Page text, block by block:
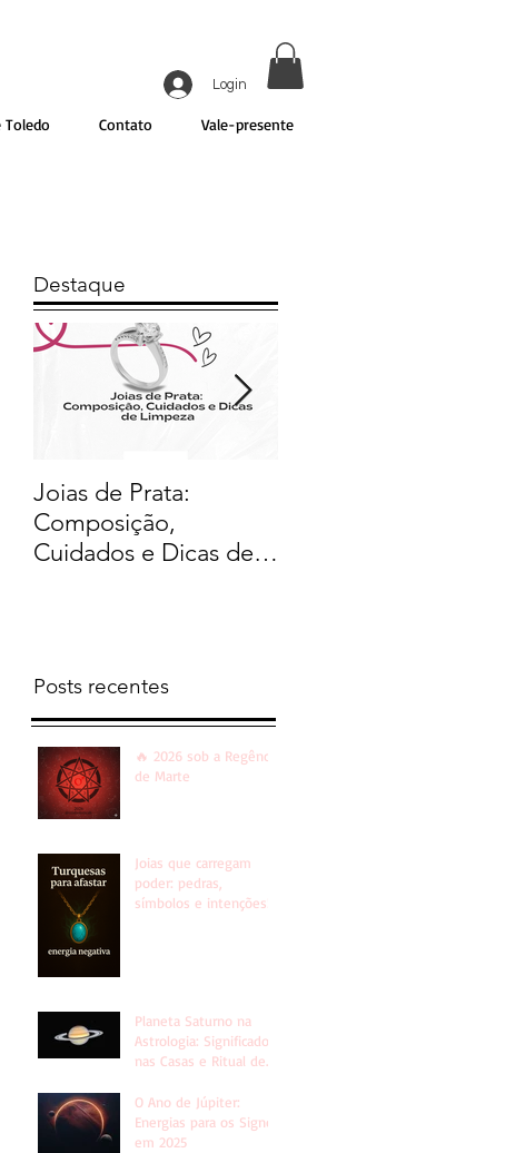
Toledo Contato Vale-presente
Login
Destaque
Joias de Prata:
Composição,
Cuidados e Dicas de
Posts recentes
🔥 2026 sob a Regência
de Marte
Joias que carregam
poder: pedras,
símbolos e intenções!
Planeta Saturno na
Astrologia: Significado
nas Casas e Ritual de
O Ano de Júpiter:
Energias para os Signos
em 2025